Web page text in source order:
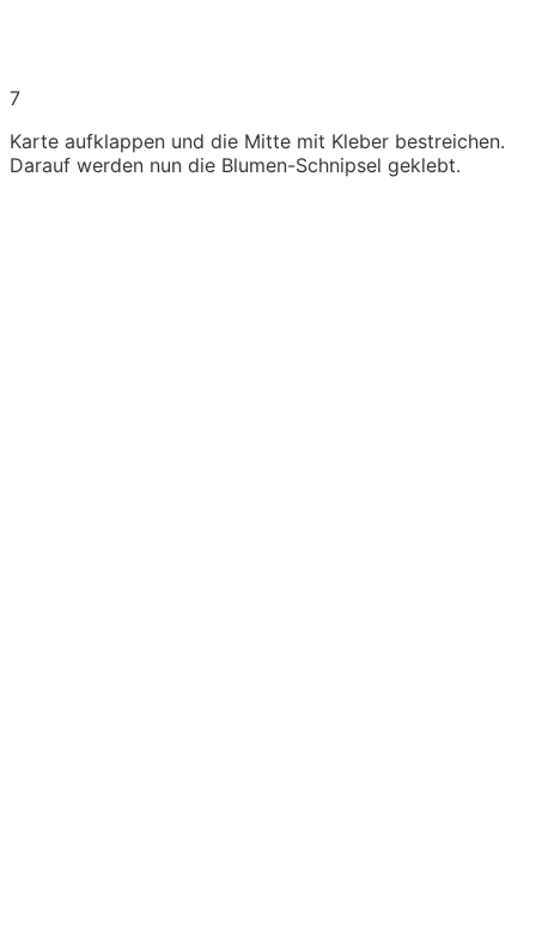
7
Karte aufklappen und die Mitte mit Kleber bestreichen.
Darauf werden nun die Blumen-Schnipsel geklebt.